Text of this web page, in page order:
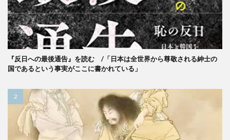
『反日への最後通告』を読む /「日本は全世界から尊敬される紳士の
国であるという事実がここに書かれている」